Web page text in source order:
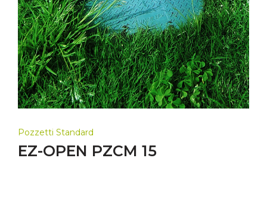
Pozzetti Standard
EZ-OPEN PZCM 15